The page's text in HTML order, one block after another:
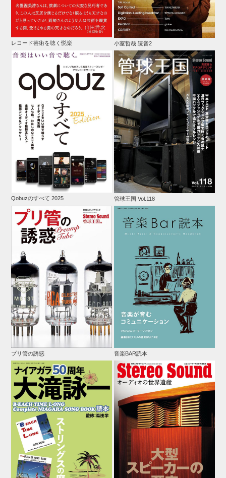
レコード芸術を聴く悦楽 小室哲哉 読音2
Qobuzのすべて 2025 管球王国 Vol.118
プリ管の誘惑 音楽BAR読本